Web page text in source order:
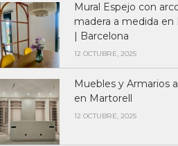
Mural Espejo con
madera a medida en
| Barcelona
12 OCTUBRE, 2025
Muebles y Armarios
en Martorell
12 OCTUBRE, 2025